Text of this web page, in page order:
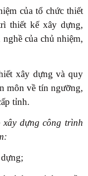
của tổ chức thiết
thiết kế xây dựng,
của chủ nhiệm,
xây dựng và quy
môn về tín ngưỡng,
tỉnh.
dựng công trình